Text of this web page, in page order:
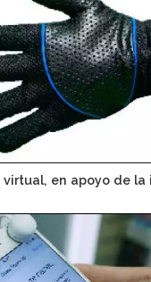
virtual, en apoyo de la